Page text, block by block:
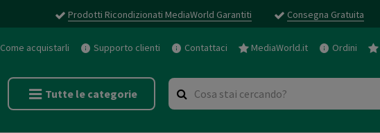
Prodotti Ricondizionati MediaWorld Garantiti Consegna Gratuita
Come acquistarli Supporto clienti Contattaci MediaWorld.it Ordini
Tutte le categorie